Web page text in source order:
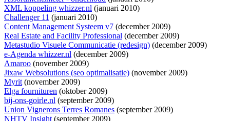
XML koppeling whizzer.nl (januari 2010)
Challenger 11 (januari 2010)
Content Management Systeem v7 (december 2009)
Real Estate and Facility Professional (december 2009)
Metastudio Visuele Communicatie (redesign) (december 2009)
e-Agenda whizzer.nl (december 2009)
Amaroo (november 2009)
Jixaw Websolutions (seo optimalisatie) (november 2009)
Myrit(november 2009)
Elga fournituren (oktober 2009)
bij-ons-goirle.nl (september 2009)
Union Vignerons Terres Romanes (september 2009)
NHTV Insight(september 2009)